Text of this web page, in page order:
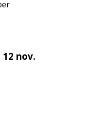
nov.